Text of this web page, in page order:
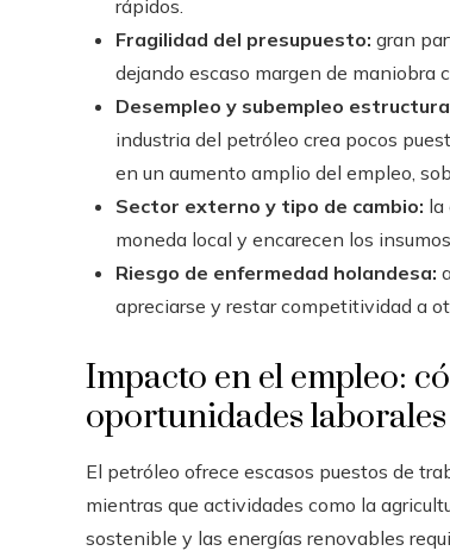
rápidos.
Fragilidad del presupuesto: gran
dejando escaso margen de maniobra
Desempleo y subempleo
industria del petróleo crea pocos
en un aumento amplio del empleo,
Sector externo y tipo de cambio: la
moneda local y encarecen los
Riesgo de enfermedad holandesa:
apreciarse y restar competitividad a
Impacto en el empleo:
oportunidades laborales
El petróleo ofrece escasos puestos de
mientras que actividades como la
sostenible y las energías renovables